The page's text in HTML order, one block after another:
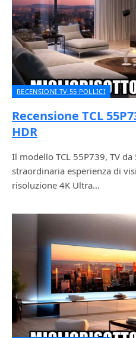
RECENSIONI TV 55 POLLICI
Recensione TCL
HDR
Il modello TCL 55P739, TV
straordinaria esperienza di
risoluzione 4K Ultra…